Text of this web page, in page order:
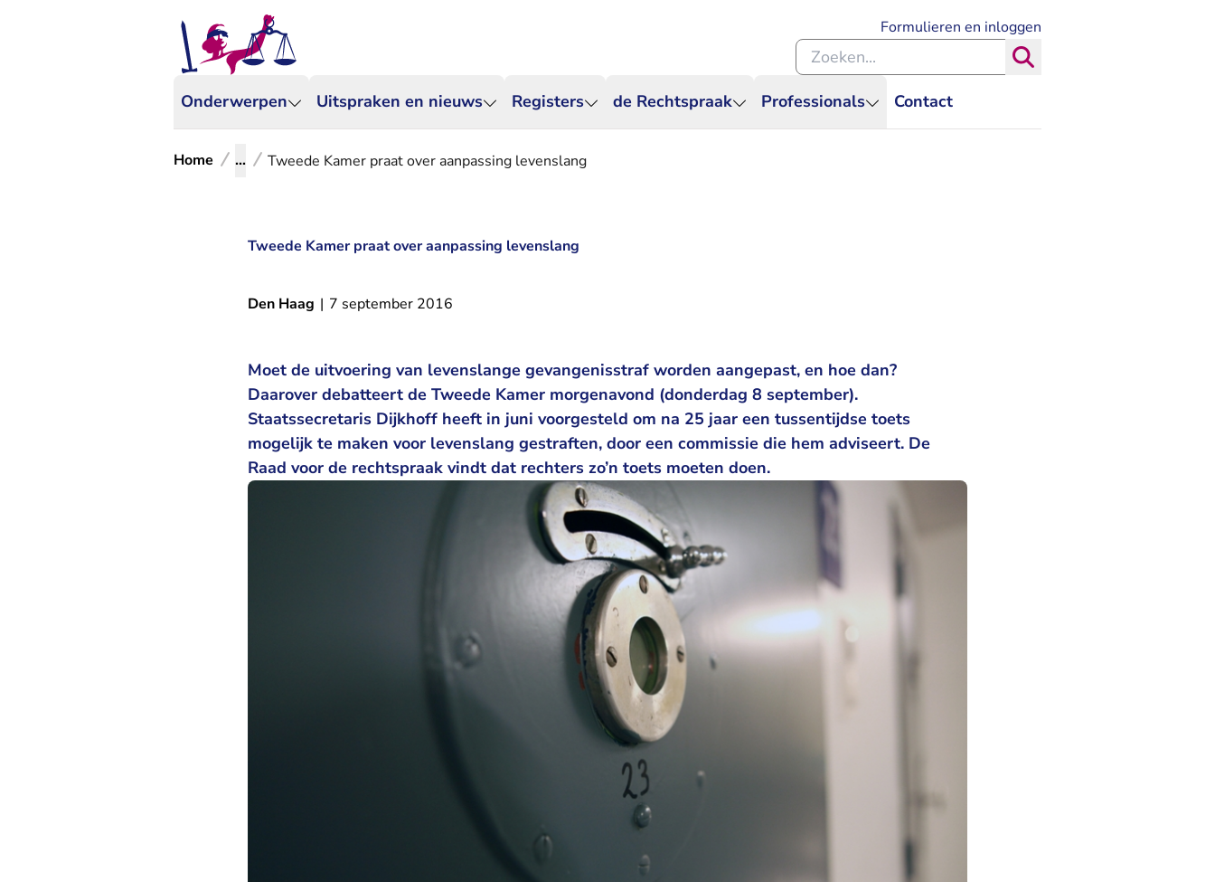
Onderwerpen Uitspraken en nieuws Registers de Rechtspraak Professionals Contact
Formulieren en inloggen
Zoeken binnen de Rechtspraak
Home ... Tweede Kamer praat over aanpassing levenslang
Tweede Kamer praat over aanpassing levenslang
Den Haag | 7 september 2016
Moet de uitvoering van levenslange gevangenisstraf worden aangepast, en hoe dan?
Daarover debatteert de Tweede Kamer morgenavond (donderdag 8 september).
Staatssecretaris Dijkhoff heeft in juni voorgesteld om na 25 jaar een tussentijdse toets
mogelijk te maken voor levenslang gestraften, door een commissie die hem adviseert. De
Raad voor de rechtspraak vindt dat rechters zo’n toets moeten doen.